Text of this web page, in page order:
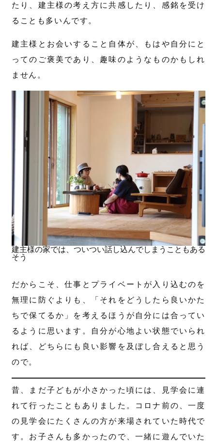
たり、建主様の考え方に共感したり、感銘を受け
ることも多いんです。
建主様とお会いすること自体が、もはや自分にと
ってのご褒美であり、趣味のようなものかもしれ
ません。
建主様の家では、ついつい話し込んでしまうこともある
そう
だからこそ、仕事とプライベートが入り込むのを
無理に防ぐよりも、「それをどうしたら良いかた
ちで保てるか」を考えるほうが自分には合ってい
るように思います。自分が心地よい状態でいられ
れば、どちらにも良い影響を及ぼし合えると思う
ので。
昔、まだ子どもが小さかった頃には、見学会に連
れて行ったこともありました。コロナ前の、一度
の見学会にたくさんの方が来場されていた時代で
す。お子さんも多かったので、一緒に遊んでいた